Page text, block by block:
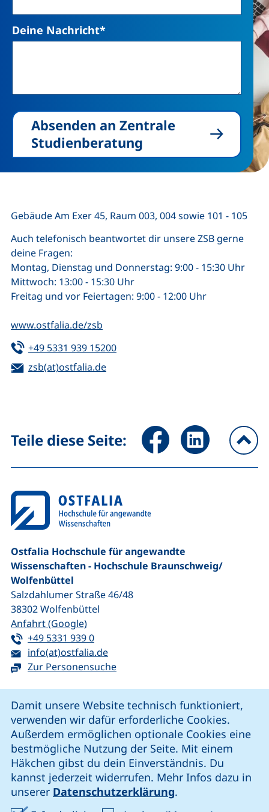
Damit unsere Website technisch funktioniert,
verwenden wir dafür erforderliche Cookies.
Außerdem ermöglichen optionale Cookies eine
bestmögliche Nutzung der Seite. Mit einem
Häkchen gibst du dein Einverständnis. Du
kannst jederzeit widerrufen. Mehr Infos dazu in
unserer Datenschutzerklärung.
Deine Nachricht*
Absenden an Zentrale
Studienberatung
Gebäude Am Exer 45, Raum 003, 004 sowie 101 - 105
Auch telefonisch beantwortet dir unsere ZSB gerne
deine Fragen:
Montag, Dienstag und Donnerstag: 9:00 - 15:30 Uhr
Mittwoch: 13:00 - 15:30 Uhr
Freitag und vor Feiertagen: 9:00 - 12:00 Uhr
www.ostfalia.de/zsb
Tel:
+49 5331 939 15200(startet einen Telefonanruf,
E-Mail:
zsb(at)ostfalia.de
Teile diese Seite: Seite über Facebook teilen
Seite über
Ostfalia Hochschule für angewandte
Wissenschaften - Hochschule Braunschweig/​
Wolfenbüttel
Salzdahlumer Straße 46/48
38302Wolfenbüttel
Anfahrt (Google)(externer Link, öffnet neues Fenster)
Tel:
+49 5331 939 0(startet einen Telefonanruf, wenn Ihr
E-Mail:
info(at)ostfalia.de(öffnet Ihr E-Mail-Programm)
Zur Personensuche
unsere Facebook-Seite (externer Link, öffnet neues
unsere LinkedIn-Seite (externer Link, öffnet
unsere Instagram-Seite (externer Link,
unsere YouTube-Seite (externer
Cookie-Einstellungen
Impressum